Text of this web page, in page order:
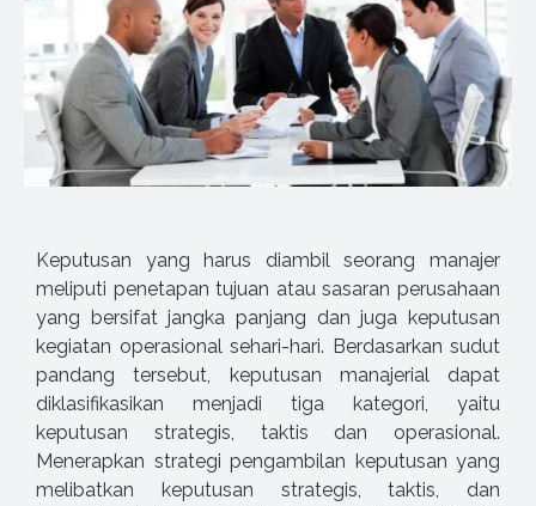
Keputusan yang harus diambil seorang manajer
meliputi penetapan tujuan atau sasaran perusahaan
yang bersifat jangka panjang dan juga keputusan
kegiatan operasional sehari-hari. Berdasarkan sudut
pandang tersebut, keputusan manajerial dapat
diklasifikasikan menjadi tiga kategori, yaitu
keputusan strategis, taktis dan operasional.
Menerapkan strategi pengambilan keputusan yang
melibatkan keputusan strategis, taktis, dan